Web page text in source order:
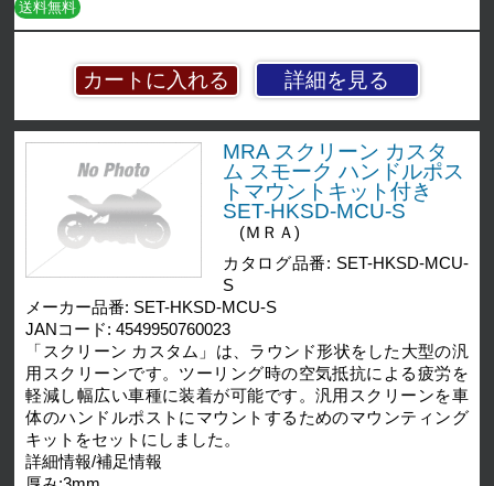
詳細を見る
送料無料
MRA スクリーン カスタ
ム スモーク ハンドルポス
トマウントキット付き
SET-HKSD-MCU-S
(ＭＲＡ)
カタログ品番: SET-HKSD-MCU-
S
メーカー品番: SET-HKSD-MCU-S
JANコード: 4549950760023
「スクリーン カスタム」は、ラウンド形状をした大型の汎
用スクリーンです。ツーリング時の空気抵抗による疲労を
軽減し幅広い車種に装着が可能です。汎用スクリーンを車
体のハンドルポストにマウントするためのマウンティング
キットをセットにしました。
詳細情報/補足情報